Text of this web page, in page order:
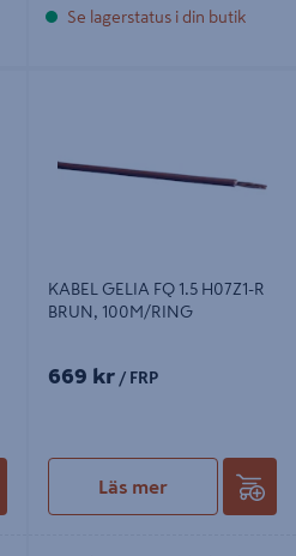
Se lagerstatus i din butik
KABEL GELIA FQ 1.5 H07Z1-R
BRUN, 100M/RING
669 kr / FRP
Läs mer